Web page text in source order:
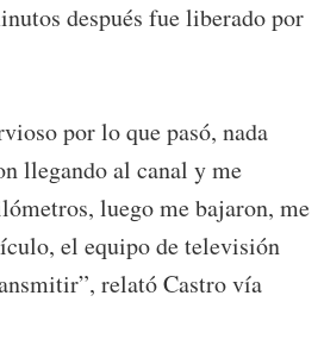
después fue liberado por
por lo que pasó, nada
llegando al canal y me
luego me bajaron, me
el equipo de televisión
relató Castro vía